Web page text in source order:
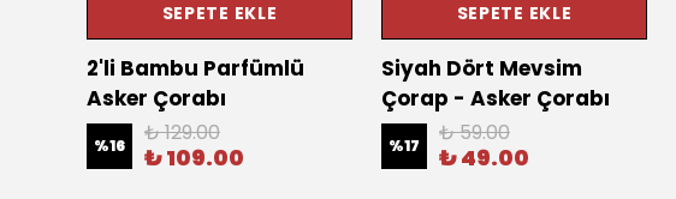
SEPETE EKLE
2'li Bambu Parfümlü
Asker Çorabı
%16 ₺ 129.00
₺ 109.00
SEPETE EKLE
Siyah Dört Mevsim
Çorap - Asker Çorabı
%17 ₺ 59.00
₺ 49.00